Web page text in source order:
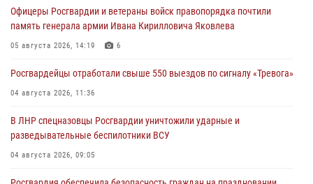
Офицеры Росгвардии и ветераны войск правопорядка почтили
память генерала армии Ивана Кирилловича Яковлева
05 августа 2026, 14:19 6
Росгвардейцы отработали свыше 550 выездов по сигналу «Тревога»
04 августа 2026, 11:36
В ЛНР спецназовцы Росгвардии уничтожили ударные и
разведывательные беспилотники ВСУ
04 августа 2026, 09:05